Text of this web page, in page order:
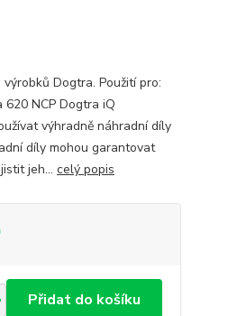
Dogtra. Použití pro:
NCP Dogtra iQ
výhradně náhradní díly
díly mohou garantovat
jeh... celý popis
Přidat do košíku